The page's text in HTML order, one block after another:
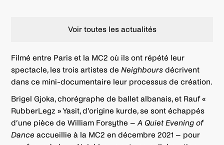
Voir toutes les actualités
Filmé entre Paris et la MC2 où ils ont répété leur
spectacle, les trois artistes deNeighbours décrivent
dans ce mini-documentaire leur processus de création.
Brigel Gjoka, chorégraphe de ballet albanais, et Rauf «
RubberLegz » Yasit, d’origine kurde, se sont échappés
d’une pièce de William Forsythe –A Quiet Evening of
Dance accueillie à la MC2 en décembre 2021 – pour